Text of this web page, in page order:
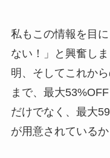
私もこの情報を目
ない！」と興奮し
明、そしてこれか
まで、最大
だけでなく、最大
が用意されているか